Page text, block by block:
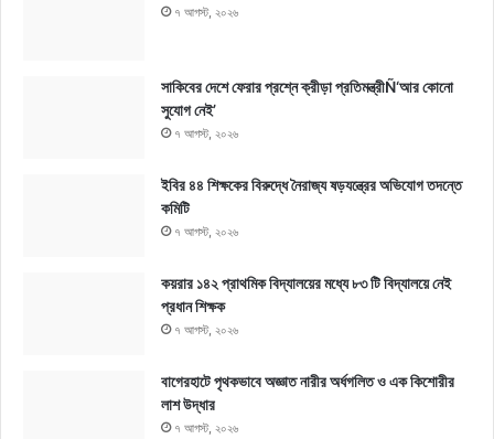
৭ আগস্ট, ২০২৬
সাকিবের দেশে ফেরার প্রশ্নে ক্রীড়া প্রতিমন্ত্রীÑ‘আর কোনো
সুযোগ নেই’
৭ আগস্ট, ২০২৬
ইবির ৪৪ শিক্ষকের বিরুদ্ধে নৈরাজ্য ষড়যন্ত্রের অভিযোগ তদন্তে
কমিটি
৭ আগস্ট, ২০২৬
কয়রার ১৪২ প্রাথমিক বিদ্যালয়ের মধ্যে ৮৩ টি বিদ্যালয়ে নেই
প্রধান শিক্ষক
৭ আগস্ট, ২০২৬
বাগেরহাটে পৃথকভাবে অজ্ঞাত নারীর অর্ধগলিত ও এক কিশোরীর
লাশ উদ্ধার
৭ আগস্ট, ২০২৬